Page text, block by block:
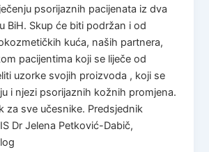
psorijaznih pacijenata iz dva
BiH. Skup će biti podržan i od
kuća, naših partnera,
pacijentima koji se liječe od
uzorke svojih proizvoda , koji se
i njezi psorijaznih kožnih promjena.
za sve učesnike. Predsjednik
Dr Jelena Petković-Dabič,